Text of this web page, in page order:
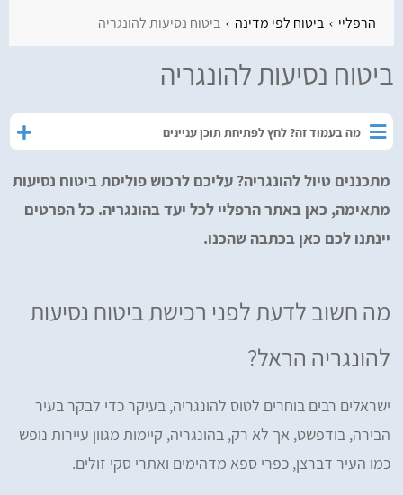
הרפליי ביטוח לפי מדינה ביטוח נסיעות להונגריה
ביטוח נסיעות להונגריה
מה בעמוד זה? לחץ לפתיחת תוכן עניינים
מתכננים טיול להונגריה? עליכם לרכוש פוליסת ביטוח נסיעות
מתאימה, כאן באתר הרפליי לכל יעד בהונגריה. כל הפרטים
יינתנו לכם כאן בכתבה שהכנו.
מה חשוב לדעת לפני רכישת ביטוח נסיעות
להונגריה הראל?
ישראלים רבים בוחרים לטוס להונגריה, בעיקר כדי לבקר בעיר
הבירה, בודפשט, אך לא רק, בהונגריה, קיימות מגוון עיירות נופש
כמו העיר דברצן, כפרי ספא מדהימים ואתרי סקי זולים.